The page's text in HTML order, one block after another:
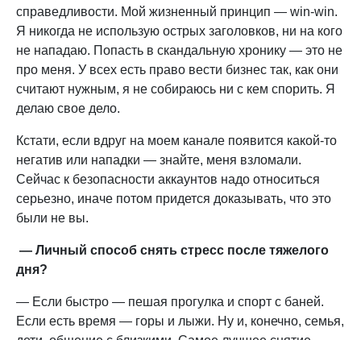
справедливости. Мой жизненный принцип — win-win.
Я никогда не использую острых заголовков, ни на кого
не нападаю. Попасть в скандальную хронику — это не
про меня. У всех есть право вести бизнес так, как они
считают нужным, я не собираюсь ни с кем спорить. Я
делаю свое дело.
Кстати, если вдруг на моем канале появится какой-то
негатив или нападки — знайте, меня взломали.
Сейчас к безопасности аккаунтов надо относиться
серьезно, иначе потом придется доказывать, что это
были не вы.
— Личный способ снять стресс после тяжелого
дня?
— Если быстро — пешая прогулка и спорт с баней.
Если есть время — горы и лыжи. Ну и, конечно, семья,